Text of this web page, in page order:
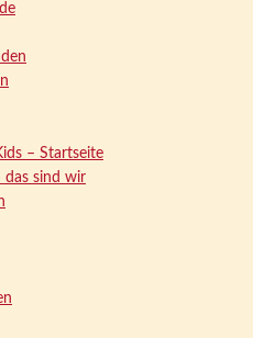
– Startseite
das sind wir